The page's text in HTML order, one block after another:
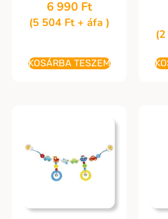
6 990 Ft
(5 504 Ft + áfa )
KOSÁRBA TESZEM
(